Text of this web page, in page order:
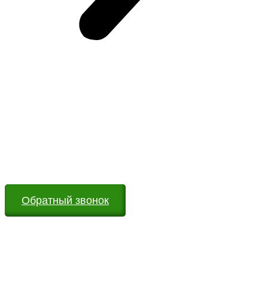
Обратный звонок